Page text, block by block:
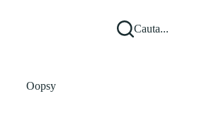
Cauta...
Oopsy